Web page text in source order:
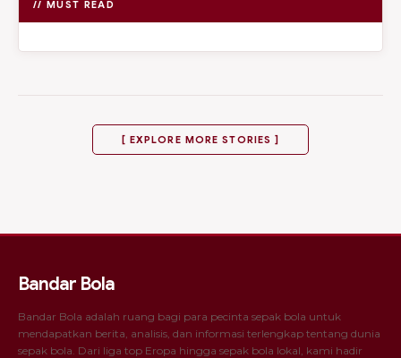
// MUST READ
[ EXPLORE MORE STORIES ]
Bandar Bola
Bandar Bola adalah ruang bagi para pecinta sepak bola untuk
mendapatkan berita, analisis, dan informasi terlengkap tentang dunia
sepak bola. Dari liga top Eropa hingga sepak bola lokal, kami hadir